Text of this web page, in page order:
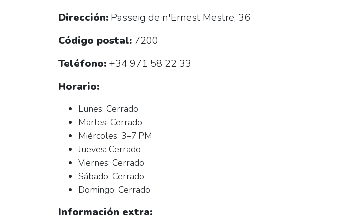
Dirección: Passeig de n'Ernest Mestre, 36
Código postal: 7200
Teléfono: +34 971 58 22 33
Horario:
Lunes: Cerrado
Martes: Cerrado
Miércoles: 3–7 PM
Jueves: Cerrado
Viernes: Cerrado
Sábado: Cerrado
Domingo: Cerrado
Información extra: